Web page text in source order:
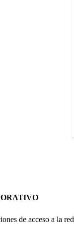
de acceso a la red